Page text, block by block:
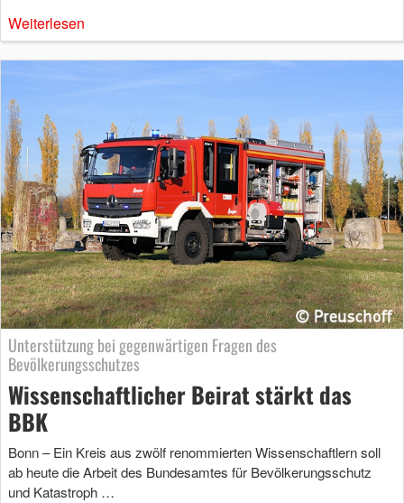
Weiterlesen
Unterstützung bei gegenwärtigen Fragen des
Bevölkerungsschutzes
Wissenschaftlicher Beirat stärkt das
BBK
Bonn – Ein Kreis aus zwölf renommierten Wissenschaftlern soll
ab heute die Arbeit des Bundesamtes für Bevölkerungsschutz
und Katastroph …